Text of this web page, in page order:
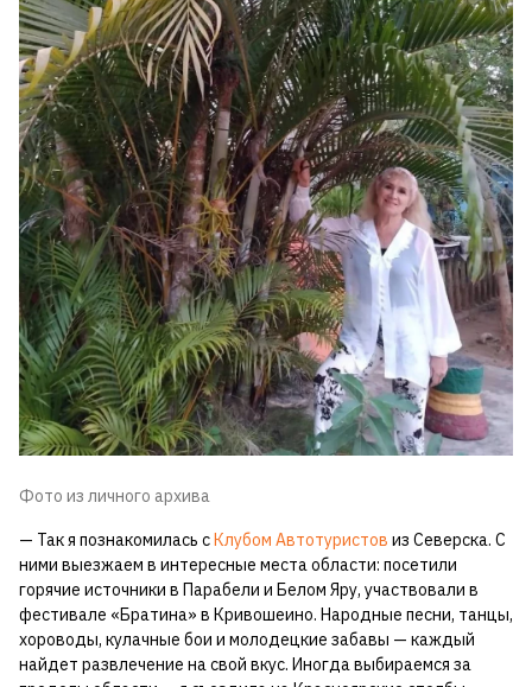
Фото из личного архива
— Так я познакомилась с Клубом Автотуристов из Северска. С
ними выезжаем в интересные места области: посетили
горячие источники в Парабели и Белом Яру, участвовали в
фестивале «Братина» в Кривошеино. Народные песни, танцы,
хороводы, кулачные бои и молодецкие забавы — каждый
найдет развлечение на свой вкус. Иногда выбираемся за